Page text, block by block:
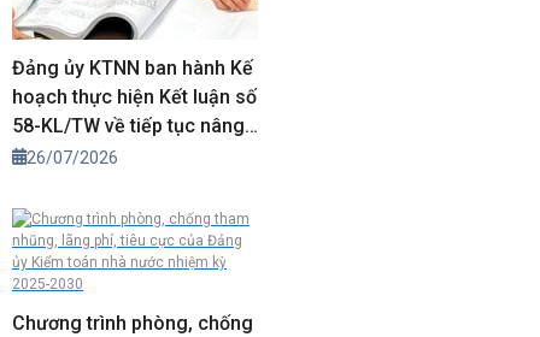
Đảng ủy KTNN ban hành Kế
hoạch thực hiện Kết luận số
58-KL/TW về tiếp tục nâng
cao chất lượng tổ chức cơ
viên
26/07/2026
Chương trình phòng, chống